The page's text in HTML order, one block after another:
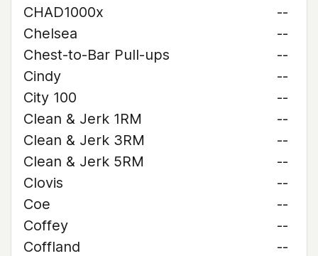
CHAD1000x
--
Chelsea
--
Chest-to-Bar Pull-ups
--
Cindy
--
City 100
--
Clean & Jerk 1RM
--
Clean & Jerk 3RM
--
Clean & Jerk 5RM
--
Clovis
--
Coe
--
Coffey
--
Coffland
--